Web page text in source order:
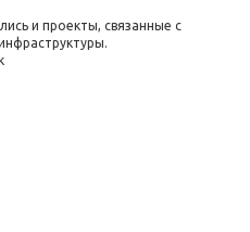
и проекты, связанные с